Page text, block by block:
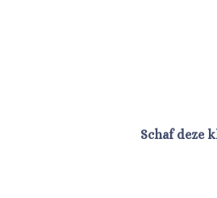
Schaf deze